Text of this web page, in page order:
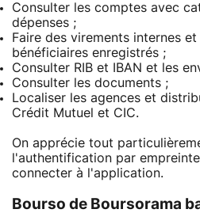
Consulter les comptes avec
dépenses ;
Faire des virements internes
bénéficiaires enregistrés ;
Consulter RIB et IBAN et les
Consulter les documents ;
Localiser les agences et
Crédit Mutuel et CIC.
On apprécie tout
l'authentification par
connecter à l'application.
Bourso de Boursorama